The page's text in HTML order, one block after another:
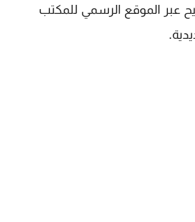
عبر الموقع الرسمي للمكتب